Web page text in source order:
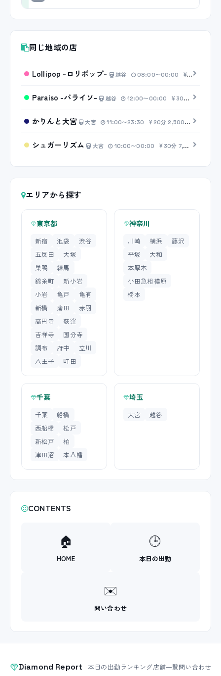
同じ地域の店
Lollipop -ロリポップ- 越谷 08:00〜00:00 20分 4,000
Paraiso -パライソ- 越谷 12:00〜00:00 30分 6,000円〜
かりんと大宮 大宮 11:00〜23:30 20分 2,500円〜
シュガーリズム 大宮 10:00〜00:00 30分 7,000円〜
エリアから探す
東京都
新宿 池袋
渋谷
五反田
大塚
巣鴨
練馬
錦糸町
新小岩
小岩
亀戸
亀有
新橋
蒲田
赤羽
高円寺
荻窪
吉祥寺
国分寺
調布
府中
立川
八王子
町田
神奈川
川崎 横浜
藤沢
平塚
大和
本厚木
小田急相模原
橋本
千葉
千葉
船橋
西船橋
松戸
新松戸
柏
津田沼
本八幡
埼玉
大宮 越谷
CONTENTS
🏠
HOME
🕒
本日の出勤
✉️
問い合わせ
Diamond Report 本日の出勤ランキング店舗一覧問い合わせ